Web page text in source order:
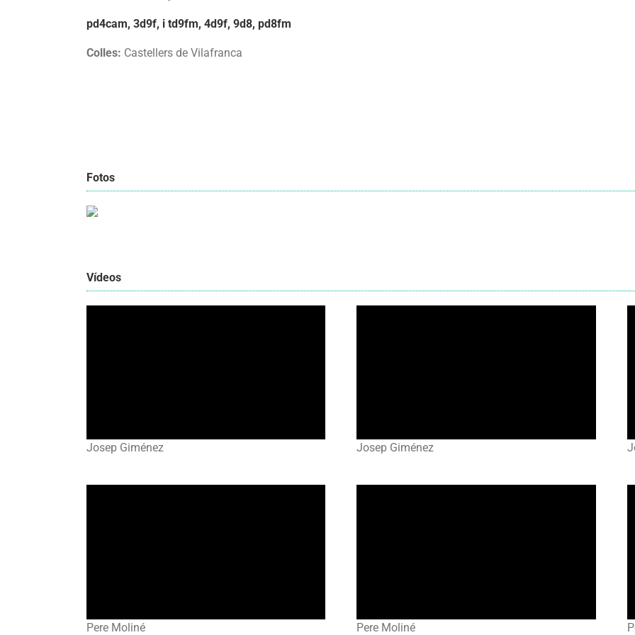
pd4cam, 3d9f, i td9fm, 4d9f, 9d8, pd8fm
Colles: Castellers de Vilafranca
Fotos
Vídeos
Josep Giménez Josep Giménez
Pere Moliné Pere Moliné